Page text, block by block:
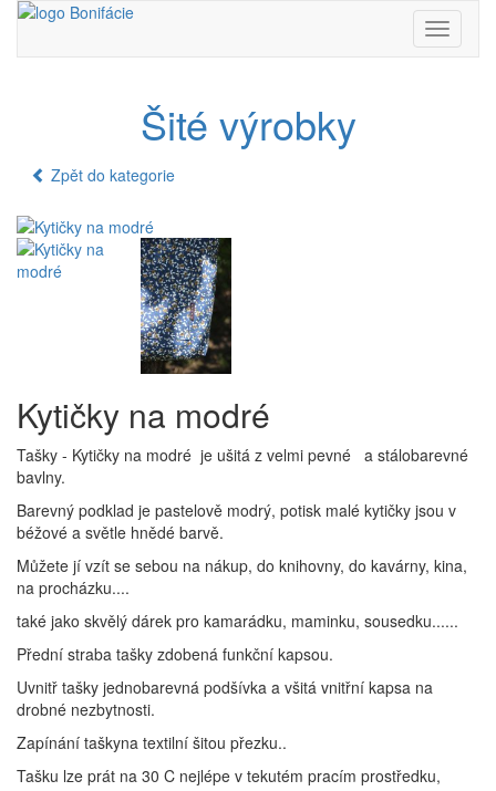
Toggle
Šité výrobky
Zpět do kategorie
Kytičky na modré
Tašky - Kytičky na modré je ušitá z velmi pevné a stálobarevné
bavlny.
Barevný podklad je pastelově modrý, potisk malé kytičky jsou v
béžové a světle hnědé barvě.
Můžete jí vzít se sebou na nákup, do knihovny, do kavárny, kina,
na procházku....
také jako skvělý dárek pro kamarádku, maminku, sousedku......
Přední straba tašky zdobená funkční kapsou.
Uvnitř tašky jednobarevná podšívka a všitá vnitřní kapsa na
drobné nezbytnosti.
Zapínání taškyna textilní šitou přezku..
Tašku lze prát na 30 C nejlépe v tekutém pracím prostředku,